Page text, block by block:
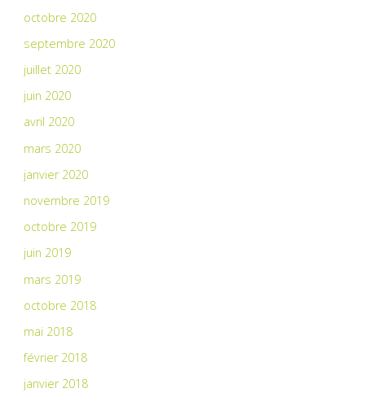
octobre 2020
septembre 2020
juillet 2020
juin 2020
avril 2020
mars 2020
janvier 2020
novembre 2019
octobre 2019
juin 2019
mars 2019
octobre 2018
mai 2018
février 2018
janvier 2018